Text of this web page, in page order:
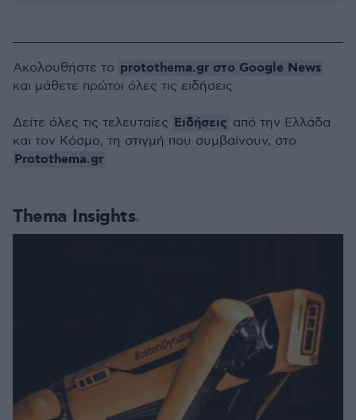
Thema Insights
Ακολουθήστε το protothema.gr στο Google News
και μάθετε πρώτοι όλες τις ειδήσεις
Δείτε όλες τις τελευταίες Ειδήσεις από την Ελλάδα
και τον Κόσμο, τη στιγμή που συμβαίνουν, στο
Protothema.gr